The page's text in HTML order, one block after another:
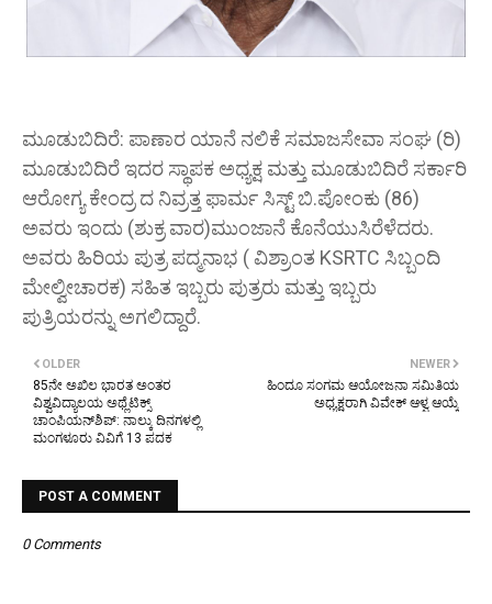
ಮೂಡುಬಿದಿರೆ: ಪಾಣಾರ ಯಾನೆ ನಲಿಕೆ ಸಮಾಜಸೇವಾ ಸಂಘ (ರಿ)
ಮೂಡುಬಿದಿರೆ ಇದರ ಸ್ಥಾಪಕ ಅಧ್ಯಕ್ಷ ಮತ್ತು ಮೂಡುಬಿದಿರೆ ಸರ್ಕಾರಿ
ಆರೋಗ್ಯ ಕೇಂದ್ರ ದ ನಿವ್ರತ್ತ ಫಾರ್ಮ ಸಿಸ್ಟ್ ಬಿ.ಪೋಂಕು (86)
ಅವರು ಇಂದು (ಶುಕ್ರ ವಾರ)ಮುಂಜಾನೆ ಕೊನೆಯುಸಿರೆಳೆದರು.
ಅವರು ಹಿರಿಯ ಪುತ್ರ ಪದ್ಮನಾಭ ( ವಿಶ್ರಾಂತ KSRTC ಸಿಬ್ಬಂದಿ
ಮೇಲ್ವೀಚಾರಕ) ಸಹಿತ ಇಬ್ಬರು ಪುತ್ರರು ಮತ್ತು ಇಬ್ಬರು
ಪುತ್ರಿಯರನ್ನು ಅಗಲಿದ್ದಾರೆ.
NEWER
ಹಿಂದೂ ಸಂಗಮ ಆಯೋಜನಾ ಸಮಿತಿಯ
ಅಧ್ಯಕ್ಷರಾಗಿ ವಿವೇಕ್ ಆಳ್ವ ಆಯ್ಕೆ
OLDER
85ನೇ ಅಖಿಲ ಭಾರತ ಅಂತರ
ವಿಶ್ವವಿದ್ಯಾಲಯ ಅಥ್ಲೆಟಿಕ್ಸ್
ಚಾಂಪಿಯನ್‌ಶಿಪ್: ನಾಲ್ಕು ದಿನಗಳಲ್ಲಿ
ಮಂಗಳೂರು ವಿವಿಗೆ 13 ಪದಕ
POST A COMMENT
0 Comments